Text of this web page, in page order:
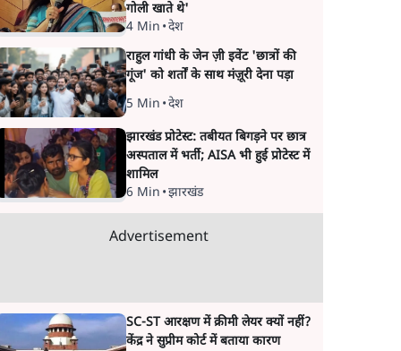
गोली खाते थे'
4 Min •देश
राहुल गांधी के जेन ज़ी इवेंट 'छात्रों की
गूंज' को शर्तों के साथ मंज़ूरी देना पड़ा
5 Min •देश
झारखंड प्रोटेस्ट: तबीयत बिगड़ने पर छात्र
अस्पताल में भर्ती; AISA भी हुई प्रोटेस्ट में
शामिल
6 Min •झारखंड
Advertisement
SC-ST आरक्षण में क्रीमी लेयर क्यों नहीं?
केंद्र ने सुप्रीम कोर्ट में बताया कारण